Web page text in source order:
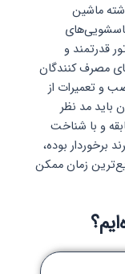
ماشین
قدرتمند و
مصرف کنندگان
و تعمیرات از
باید مد نظر
و با شناخت
برخوردار بوده،
زمان ممکن